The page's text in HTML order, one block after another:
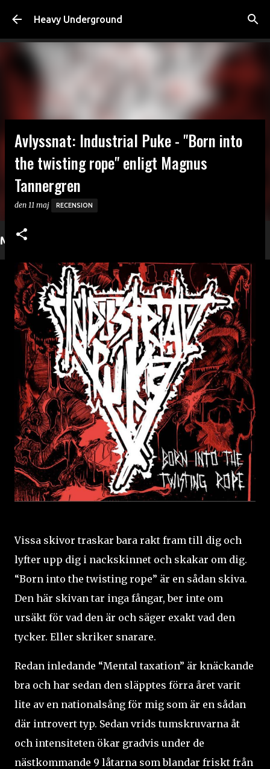
Fortsätt till huvudinnehåll
Heavy Underground
Mer läsning
Avlyssnat: Industrial Puke - "Born into
the twisting rope" enligt Magnus
Tannergren
den 11 maj RECENSION
Vissa skivor traskar bara rakt fram till dig och
lyfter upp dig i nackskinnet och skakar om dig.
“Born into the twisting rope” är en sådan skiva.
Den här skivan tar inga fångar, ber inte om
ursäkt för vad den är och säger exakt vad den
tycker. Eller skriker snarare.
Redan inledande “Mental taxation” är knäckande
bra och har sedan den släpptes förra året varit
lite av en nationalsång för mig som är en sådan
där introvert typ. Sedan vrids tumskruvarna åt
och intensiteten ökar gradvis under de
nästkommande 9 låtarna som blandar friskt från